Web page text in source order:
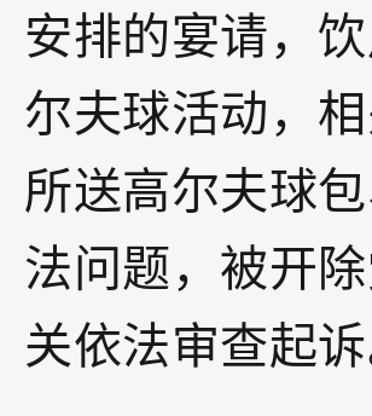
安排的宴请，
尔夫球活动，
所送高尔夫球
法问题，被开
关依法审查起诉